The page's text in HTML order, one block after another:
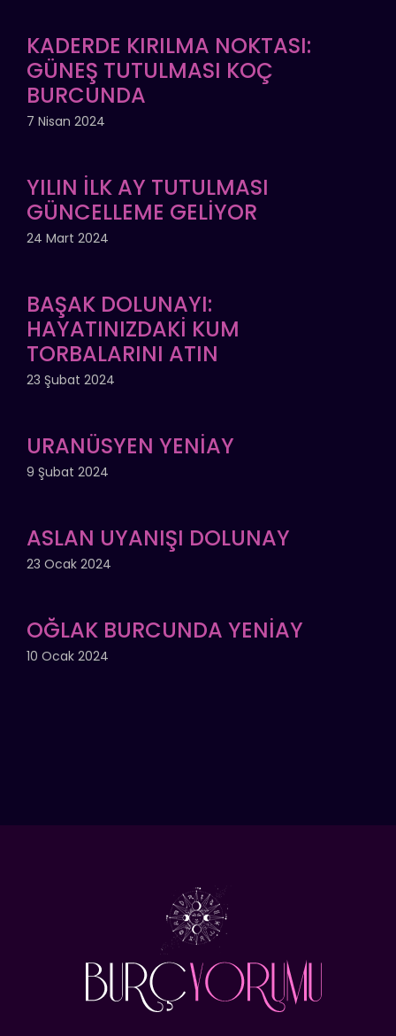
KADERDE KIRILMA NOKTASI:
GÜNEŞ TUTULMASI KOÇ
BURCUNDA
7 Nisan 2024
YILIN İLK AY TUTULMASI
GÜNCELLEME GELİYOR
24 Mart 2024
BAŞAK DOLUNAYI:
HAYATINIZDAKİ KUM
TORBALARINI ATIN
23 Şubat 2024
URANÜSYEN YENİAY
9 Şubat 2024
ASLAN UYANIŞI DOLUNAY
23 Ocak 2024
OĞLAK BURCUNDA YENİAY
10 Ocak 2024